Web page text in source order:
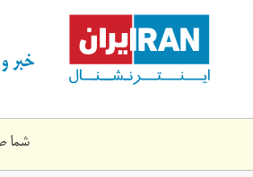
content خبر
شما